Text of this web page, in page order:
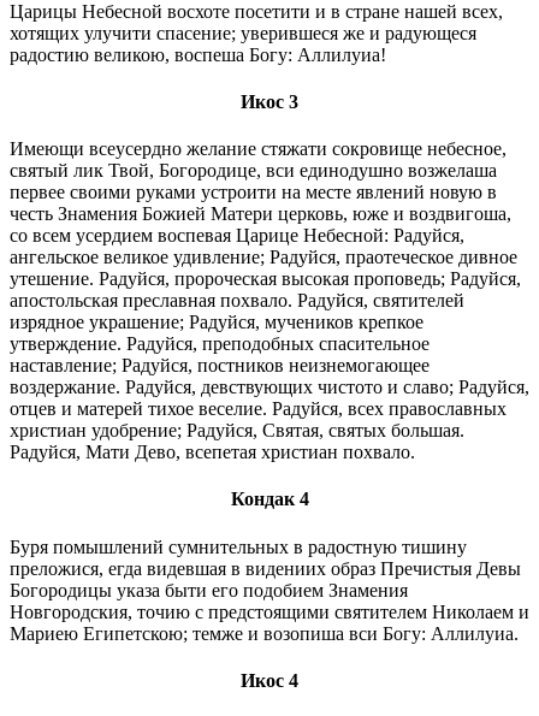
Царицы Небесной восхоте посетити и в стране нашей всех,
хотящих улучити спасение; уверившеся же и радующеся
радостию великою, воспеша Богу: Аллилуиа!
Икос 3
Имеющи всеусердно желание стяжати сокровище небесное,
святый лик Твой, Богородице, вси единодушно возжелаша
первее своими руками устроити на месте явлений новую в
честь Знамения Божией Матери церковь, юже и воздвигоша,
со всем усердием воспевая Царице Небесной: Радуйся,
ангельское великое удивление; Радуйся, праотеческое дивное
утешение. Радуйся, пророческая высокая проповедь; Радуйся,
апостольская преславная похвало. Радуйся, святителей
изрядное украшение; Радуйся, мучеников крепкое
утверждение. Радуйся, преподобных спасительное
наставление; Радуйся, постников неизнемогающее
воздержание. Радуйся, девствующих чистото и славо; Радуйся,
отцев и матерей тихое веселие. Радуйся, всех православных
христиан удобрение; Радуйся, Святая, святых большая.
Радуйся, Мати Дево, всепетая христиан похвало.
Кондак 4
Буря помышлений сумнительных в радостную тишину
преложися, егда видевшая в видениих образ Пречистыя Девы
Богородицы указа быти его подобием Знамения
Новгородския, точию с предстоящими святителем Николаем и
Мариею Египетскою; темже и возопиша вси Богу: Аллилуиа.
Икос 4